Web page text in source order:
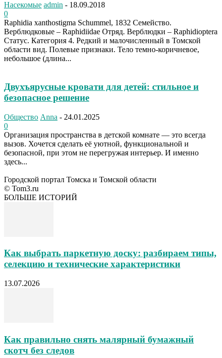
Насекомые admin - 18.09.2018
0
Raphidia xanthostigma Schummel, 1832 Семейство.
Верблюдковые – Raphidiidae Отряд. Верблюдки – Raphidioptera
Статус. Категория 4. Редкий и малочисленный в Томской
области вид. Полевые признаки. Тело темно-коричневое,
небольшое (длина...
Двухъярусные кровати для детей: стильное и
безопасное решение
Общество Anna - 24.01.2025
0
Организация пространства в детской комнате — это всегда
вызов. Хочется сделать её уютной, функциональной и
безопасной, при этом не перегружая интерьер. И именно
здесь...
Городской портал Томска и Томской области
© Tom3.ru
БОЛЬШЕ ИСТОРИЙ
Как выбрать паркетную доску: разбираем типы,
селекцию и технические характеристики
13.07.2026
Как правильно снять малярный бумажный
скотч без следов